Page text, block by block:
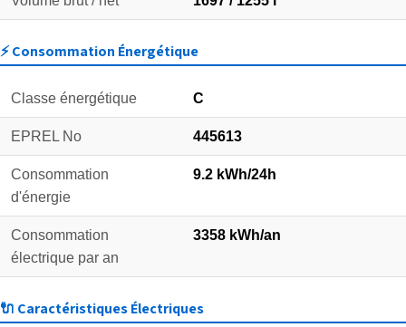
⚡ Consommation Énergétique
Classe énergétique C
EPREL No 445613
Consommation
d'énergie
9.2 kWh/24h
Consommation
électrique par an
3358 kWh/an
🔌 Caractéristiques Électriques